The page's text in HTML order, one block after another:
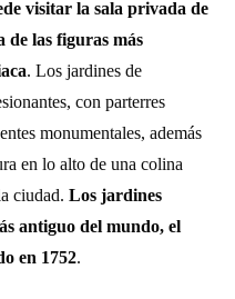
visitar la sala privada de
de las figuras más
. Los jardines de
con parterres
monumentales, además
en lo alto de una colina
ciudad.Los jardines
antiguo del mundo, el
en 1752.